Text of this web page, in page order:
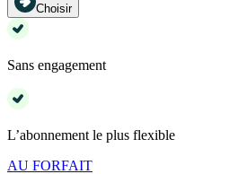
Choisir
Sans engagement
L’abonnement le plus flexible
AU FORFAIT